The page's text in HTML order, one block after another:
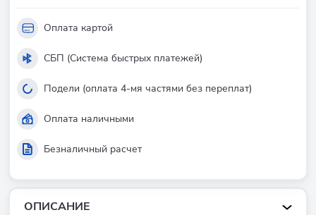
ОПИСАНИЕ
Оплата картой
СБП (Система быстрых платежей)
Подели (оплата 4-мя частями без переплат)
Оплата наличными
Безналичный расчет